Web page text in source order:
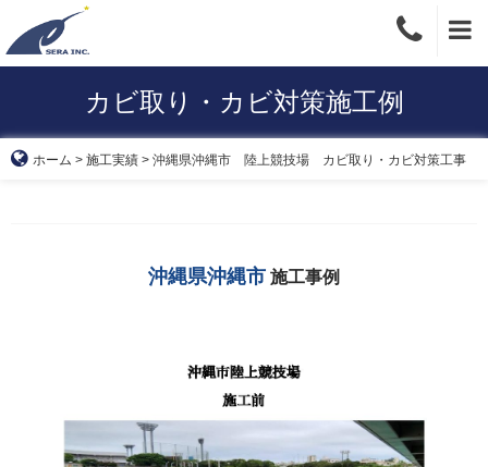
content
カビ取り・カビ対策施工例
ホーム > 施工実績 > 沖縄県沖縄市 陸上競技場 カビ取り・カビ対策工事
沖縄県沖縄市 施工事例